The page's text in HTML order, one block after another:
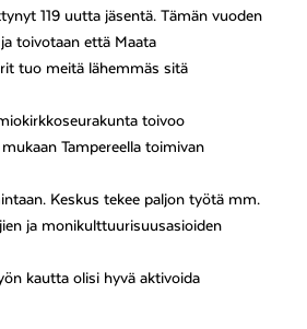
119 uutta jäsentä. Tämän vuoden
toivotaan että Maata
tuo meitä lähemmäs sitä
toivoo
Tampereella toimivan
Keskus tekee paljon työtä mm.
ja monikulttuurisuusasioiden
kautta olisi hyvä aktivoida